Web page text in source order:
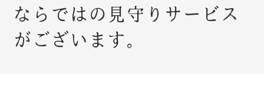
ならではの見守りサービス
がございます。